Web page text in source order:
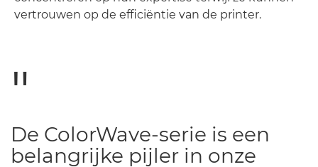
vertrouwen op de efficiëntie van de printer.
De ColorWave-serie is een
belangrijke pijler in onze